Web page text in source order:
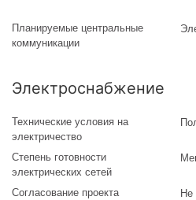
Планируемые центральные
коммуникации
Электроснабжение
Технические условия на
электричество
Степень готовности
электрических сетей
Согласование проекта
Не